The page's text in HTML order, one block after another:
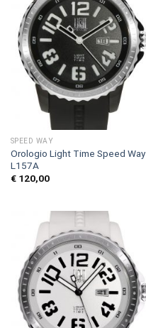
SPEED WAY
Orologio Light Time Speed Way
L157A
€120,00